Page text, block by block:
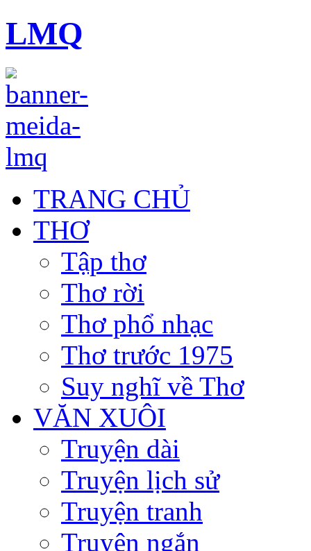
LMQ
TRANG CHỦ
THƠ
Tập thơ
Thơ rời
Thơ phổ nhạc
Thơ trước 1975
Suy nghĩ về Thơ
VĂN XUÔI
Truyện dài
Truyện lịch sử
Truyện tranh
Truyện ngắn